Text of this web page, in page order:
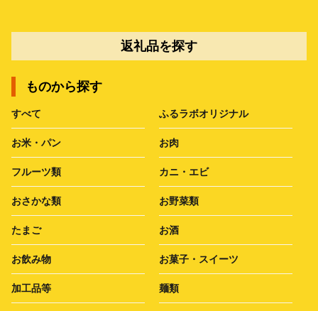
返礼品を探す
ものから探す
すべて ふるラボオリジナル
お米・パン お肉
フルーツ類 カニ・エビ
おさかな類 お野菜類
たまご お酒
お飲み物 お菓子・スイーツ
加工品等 麺類